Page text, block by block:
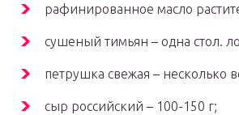
рафинированное масло
сушеный тимьян – одна стол.
петрушка свежая – несколько
сыр российский – 100-150 г;